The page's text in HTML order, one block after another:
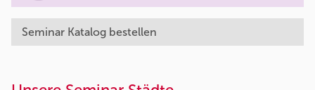
Seminar Katalog bestellen